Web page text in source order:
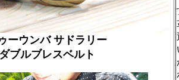
ーウンバ サドラリー
ダブルブレスベルト